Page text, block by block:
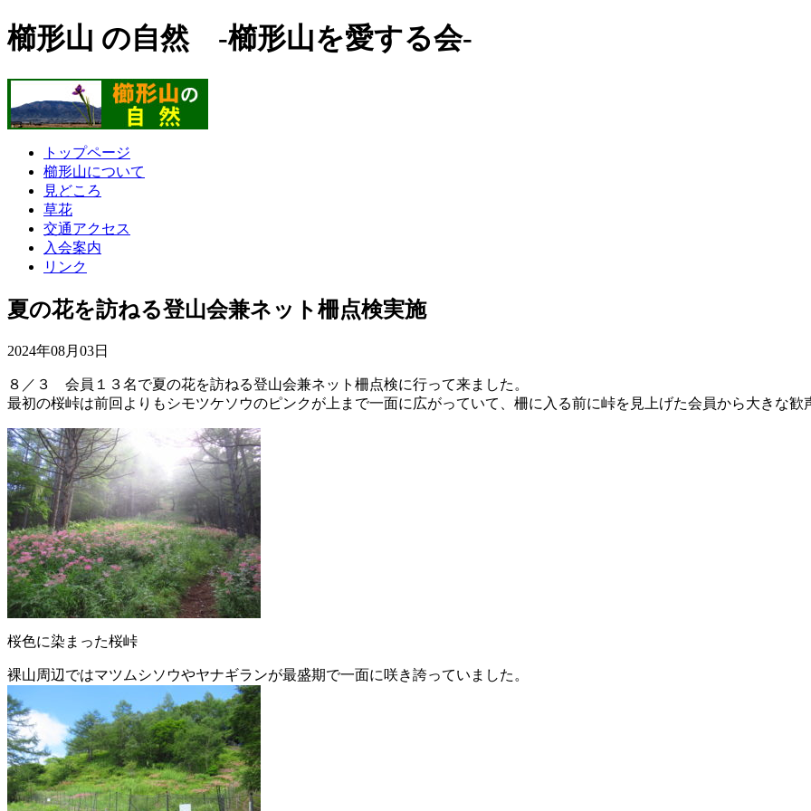
櫛形山 の自然 -櫛形山を愛する会-
トップページ
櫛形山について
見どころ
草花
交通アクセス
入会案内
リンク
夏の花を訪ねる登山会兼ネット柵点検実施
2024年08月03日
８／３ 会員１３名で夏の花を訪ねる登山会兼ネット柵点検に行って来ました。
最初の桜峠は前回よりもシモツケソウのピンクが上まで一面に広がっていて、柵に入る前に峠を見上げた会員から大きな歓
桜色に染まった桜峠
裸山周辺ではマツムシソウやヤナギランが最盛期で一面に咲き誇っていました。